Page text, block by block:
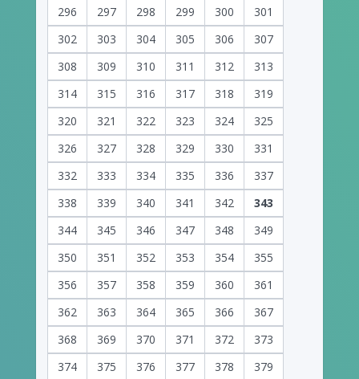
296
297 298 299 300
301
302
303 304 305 306
307
308
309 310 311 312
313
314
315 316 317 318
319
320
321 322 323 324
325
326
327 328 329 330
331
332
333 334 335 336
337
338
339 340 341 342
343
344
345 346 347 348
349
350
351 352 353 354
355
356
357 358 359 360
361
362
363 364 365 366
367
368
369 370 371 372
373
374
375 376 377 378 379